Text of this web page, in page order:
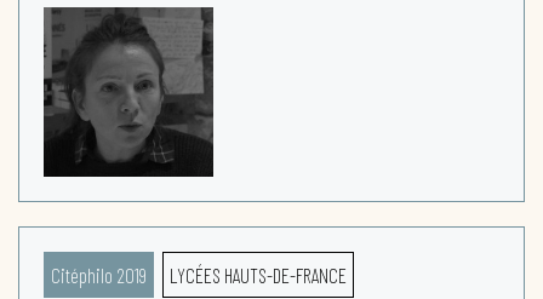
Citéphilo 2019 LYCÉES HAUTS-DE-FRANCE